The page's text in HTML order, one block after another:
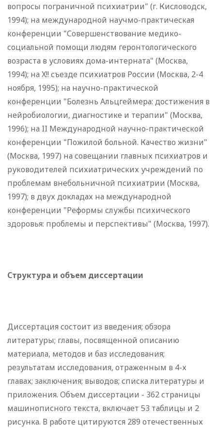
вопросы пограничной психиатрии" (г. Кисловодск,
1994); на международной научмо-практическая
конференции "Совершенствование медико-
социальной помощи людям геронтологического
возраста в условиях дома-интерната" (Москва,
1994); на X!! съезде психиатров России (Москва, 2-4
ноября, 1995); на научно-практической
конференции "Болезнь Альцгеймера: достижения в
нейробиологии, диагностике и терапии" (Москва,
1996); на II Международной научно-практической
конференции "Пожилой больной. Качество жизни"
(Москва, 1997) на совещании главных психиатров и
руководителей психиатрических учреждений по
проблемам внебольничной психиатрии (Москва,
1997); в двух докладах на международной
конференции "Реформы службы психического
здоровья: проблемы и перспективы" (Москва, 1997).
Структура и объем диссертации
Диссертация состоит из введения; обзора
литературы; главы, посвященной описанию
материала, методов и баз исследования;
результатам исследования, отраженным в 4-х
главах; заключения; выводов; списка литературы и
приложения. Объем диссертации - 362 страницы
машинописного текста, включает 53 таблицы и 2
рисунка. В работе цитируются 289 отечественных